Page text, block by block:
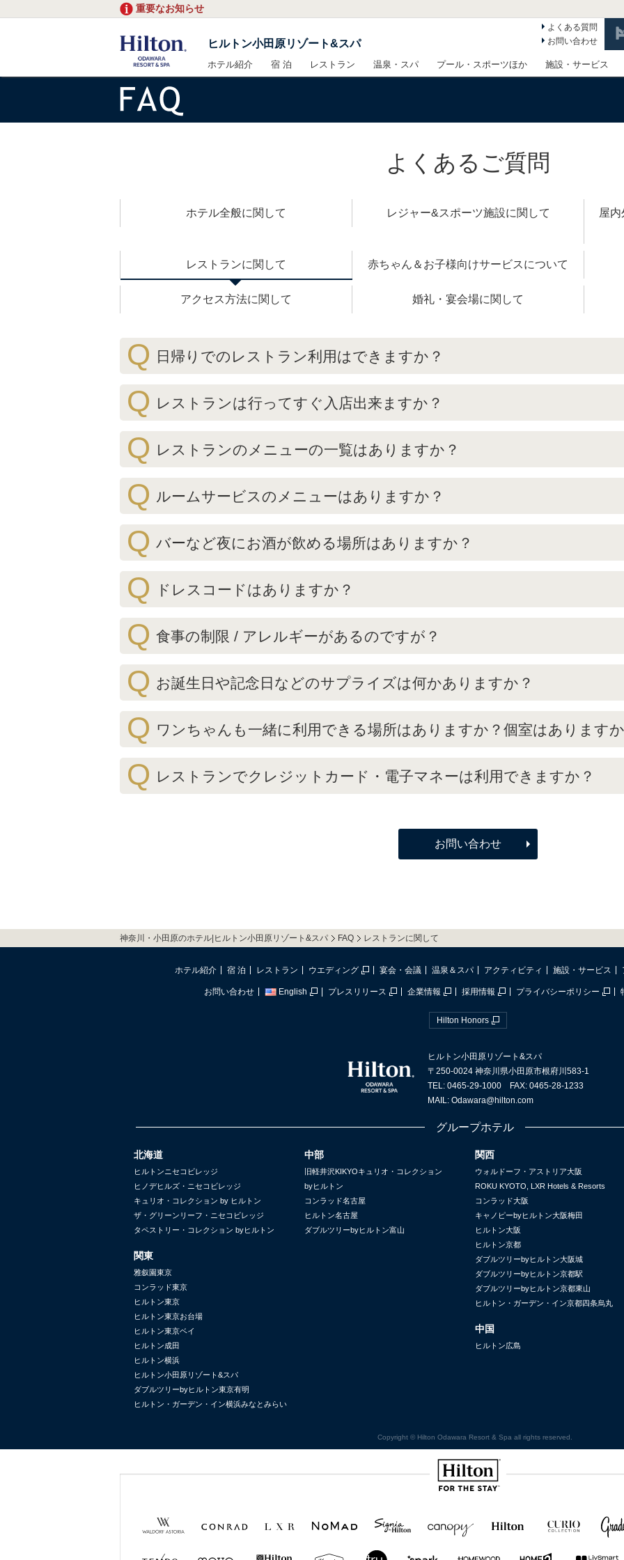
重要なお知らせ
ヒルトン小田原リゾート&スパ
よくある質問
お問い合わせ
ホテル紹介 宿 泊 レストラン 温泉・スパ プール・スポーツほか 施設・サービス
よくあるご質問
ホテル全般に関して レジャー&スポーツ施設に関して 屋
レストランに関して 赤ちゃん＆お子様向けサービスについて
アクセス方法に関して 婚礼・宴会場に関して
Q 日帰りでのレストラン利用はできますか？
Q レストランは行ってすぐ入店出来ますか？
Q レストランのメニューの一覧はありますか？
Q ルームサービスのメニューはありますか？
Q バーなど夜にお酒が飲める場所はありますか？
Q ドレスコードはありますか？
Q 食事の制限 / アレルギーがあるのですが？
Q お誕生日や記念日などのサプライズは何かありますか？
Q ワンちゃんも一緒に利用できる場所はありますか？個室はあります
Q レストランでクレジットカード・電子マネーは利用できますか？
お問い合わせ
神奈川・小田原のホテル|ヒルトン小田原リゾート&スパ FAQ レストランに関して
ホテル紹介 宿 泊 レストラン ウエディング 宴会・会議 温泉＆スパ アクティビティ 施設・サービス
お問い合わせ English プレスリリース 企業情報 採用情報 プライバシーポリシー
Hilton Honors
ヒルトン小田原リゾート&スパ
〒250-0024 神奈川県小田原市根府川583-1
TEL: 0465-29-1000 FAX: 0465-28-1233
MAIL: Odawara@hilton.com
グループホテル
北海道
ヒルトンニセコビレッジ
ヒノデヒルズ・ニセコビレッジ
キュリオ・コレクション by ヒルトン
ザ・グリーンリーフ・ニセコビレッジ
タペストリー・コレクション byヒルトン
関東
雅叙園東京
コンラッド東京
ヒルトン東京
ヒルトン東京お台場
ヒルトン東京ベイ
ヒルトン成田
ヒルトン横浜
ヒルトン小田原リゾート&スパ
ダブルツリーbyヒルトン東京有明
ヒルトン・ガーデン・イン横浜みなとみらい
中部
旧軽井沢KIKYOキュリオ・コレクション
byヒルトン
コンラッド名古屋
ヒルトン名古屋
ダブルツリーbyヒルトン富山
関西
ウォルドーフ・アストリア大阪
ROKU KYOTO, LXR Hotels & Resorts
コンラッド大阪
キャノピーbyヒルトン大阪梅田
ヒルトン大阪
ヒルトン京都
ダブルツリーbyヒルトン大阪城
ダブルツリーbyヒルトン京都駅
ダブルツリーbyヒルトン京都東山
ヒルトン・ガーデン・イン京都四条烏丸
中国
ヒルトン広島
Copyright © Hilton Odawara Resort & Spa all rights reserved.
Hilton
Astoria
Hotels &
Resorts
Hotels
&
Collection
Tru